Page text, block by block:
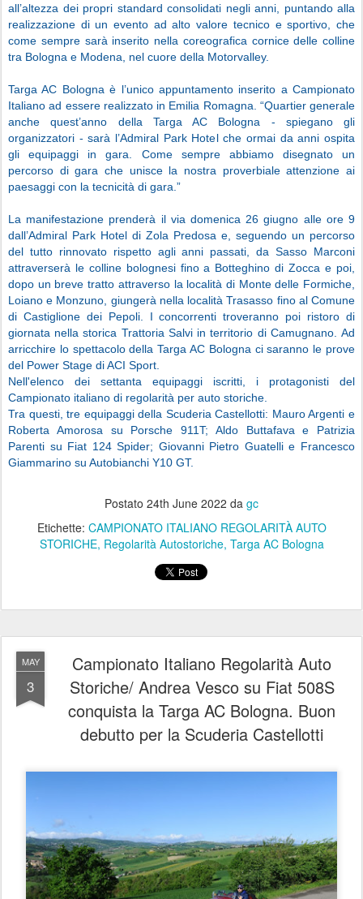
all’altezza dei propri standard consolidati negli anni, puntando alla
realizzazione di un evento ad alto valore tecnico e sportivo, che
come sempre sarà inserito nella coreografica cornice delle colline
tra Bologna e Modena, nel cuore della Motorvalley.
Targa AC Bologna è l’unico appuntamento inserito a Campionato
Italiano ad essere realizzato in Emilia Romagna. “Quartier generale
anche quest’anno della Targa AC Bologna - spiegano gli
organizzatori - sarà l’Admiral Park Hotel che ormai da anni ospita
gli equipaggi in gara. Come sempre abbiamo disegnato un
percorso di gara che unisce la nostra proverbiale attenzione ai
paesaggi con la tecnicità di gara.”
La manifestazione prenderà il via domenica 26 giugno alle ore 9
dall’Admiral Park Hotel di Zola Predosa e, seguendo un percorso
del tutto rinnovato rispetto agli anni passati, da Sasso Marconi
attraverserà le colline bolognesi fino a Botteghino di Zocca e poi,
dopo un breve tratto attraverso la località di Monte delle Formiche,
Loiano e Monzuno, giungerà nella località Trasasso fino al Comune
di Castiglione dei Pepoli. I concorrenti troveranno poi ristoro di
giornata nella storica Trattoria Salvi in territorio di Camugnano. Ad
arricchire lo spettacolo della Targa AC Bologna ci saranno le prove
del Power Stage di ACI Sport.
Nell'elenco dei settanta equipaggi iscritti, i protagonisti del
Campionato italiano di regolarità per auto storiche.
Tra questi, tre equipaggi della Scuderia Castellotti: Mauro Argenti e
Roberta Amorosa su Porsche 911T; Aldo Buttafava e Patrizia
Parenti su Fiat 124 Spider; Giovanni Pietro Guatelli e Francesco
Giammarino su Autobianchi Y10 GT.
Postato 24th June 2022 da gc
Etichette: CAMPIONATO ITALIANO REGOLARITÀ AUTO
STORICHE Regolarità Autostoriche Targa AC Bologna
MAY
3
Campionato Italiano Regolarità Auto
Storiche/ Andrea Vesco su Fiat 508S
conquista la Targa AC Bologna. Buon
debutto per la Scuderia Castellotti